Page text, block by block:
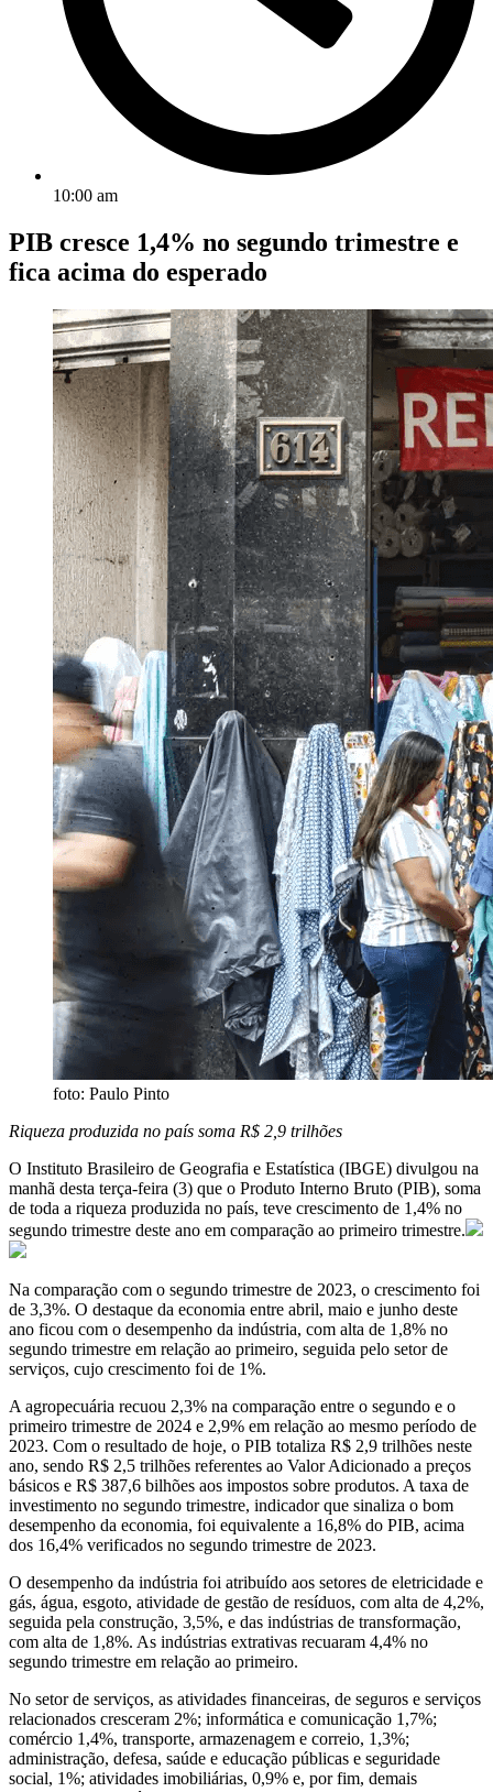
10:00 am
PIB cresce 1,4% no segundo trimestre e
fica acima do esperado
foto: Paulo Pinto
Riqueza produzida no país soma R$ 2,9 trilhões
O Instituto Brasileiro de Geografia e Estatística (IBGE) divulgou na
manhã desta terça-feira (3) que o Produto Interno Bruto (PIB), soma
de toda a riqueza produzida no país, teve crescimento de 1,4% no
segundo trimestre deste ano em comparação ao primeiro trimestre.
Na comparação com o segundo trimestre de 2023, o crescimento foi
de 3,3%. O destaque da economia entre abril, maio e junho deste
ano ficou com o desempenho da indústria, com alta de 1,8% no
segundo trimestre em relação ao primeiro, seguida pelo setor de
serviços, cujo crescimento foi de 1%.
A agropecuária recuou 2,3% na comparação entre o segundo e o
primeiro trimestre de 2024 e 2,9% em relação ao mesmo período de
2023. Com o resultado de hoje, o PIB totaliza R$ 2,9 trilhões neste
ano, sendo R$ 2,5 trilhões referentes ao Valor Adicionado a preços
básicos e R$ 387,6 bilhões aos impostos sobre produtos. A taxa de
investimento no segundo trimestre, indicador que sinaliza o bom
desempenho da economia, foi equivalente a 16,8% do PIB, acima
dos 16,4% verificados no segundo trimestre de 2023.
O desempenho da indústria foi atribuído aos setores de eletricidade e
gás, água, esgoto, atividade de gestão de resíduos, com alta de 4,2%,
seguida pela construção, 3,5%, e das indústrias de transformação,
com alta de 1,8%. As indústrias extrativas recuaram 4,4% no
segundo trimestre em relação ao primeiro.
No setor de serviços, as atividades financeiras, de seguros e serviços
relacionados cresceram 2%; informática e comunicação 1,7%;
comércio 1,4%, transporte, armazenagem e correio, 1,3%;
administração, defesa, saúde e educação públicas e seguridade
social, 1%; atividades imobiliárias, 0,9% e, por fim, demais